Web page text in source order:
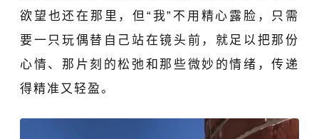
欲望 也还在那里 ，但“我”不用精心露脸， 只需
要一只玩偶替自己站在镜头前，就足以把那份
心情、那片刻的松弛和 那些微妙的情绪，传递
得精准又轻盈。